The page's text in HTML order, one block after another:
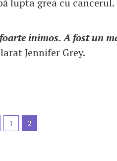
lupta grea cu cancerul.
inimos. A fost un
Jennifer Grey.
1 2